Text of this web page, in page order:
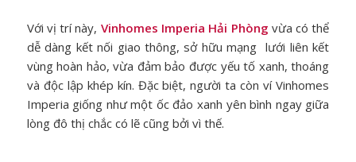
Với vị trí này, Vinhomes Imperia Hải Phòng vừa có thể
dễ dàng kết nối giao thông, sở hữu mạng lưới liên kết
vùng hoàn hảo, vừa đảm bảo được yếu tố xanh, thoáng
và độc lập khép kín. Đặc biệt, người ta còn ví Vinhomes
Imperia giống như một ốc đảo xanh yên bình ngay giữa
lòng đô thị chắc có lẽ cũng bởi vì thế.